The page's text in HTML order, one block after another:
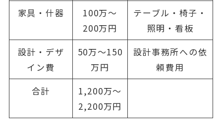
家具・什器
100万〜
200万円
テーブル・椅子・
照明・看板
設計・デザ
イン費
50万〜150
万円
設計事務所への依
頼費用
合計
1,200万〜
2,200万円